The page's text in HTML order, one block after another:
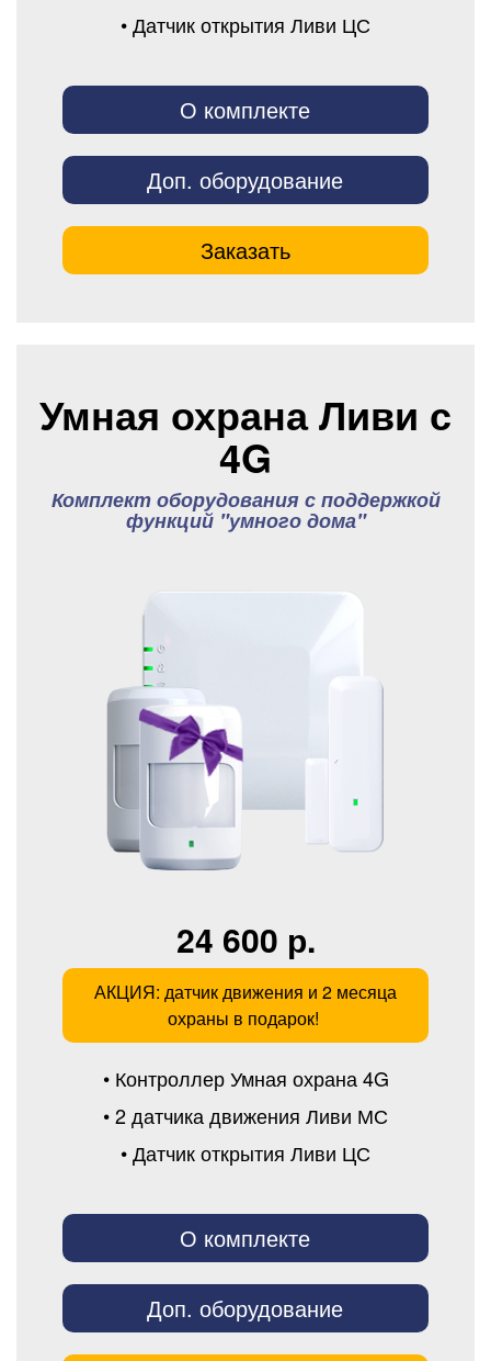
• Датчик открытия Ливи ЦС
О комплекте
Доп. оборудование
Заказать
Умная охрана Ливи с
4G
Комплект оборудования с поддержкой
функций "умного дома"
24 600 р.
АКЦИЯ: датчик движения и 2 месяца
охраны в подарок!
• Контроллер Умная охрана 4G
• 2 датчика движения Ливи МС
• Датчик открытия Ливи ЦС
О комплекте
Доп. оборудование